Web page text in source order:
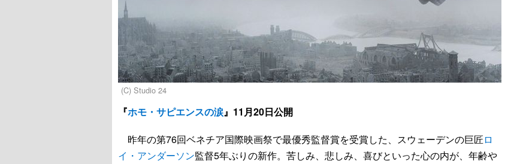
(C) Studio 24
『ホモ・サピエンスの涙』11月20日公開
昨年の第76回ベネチア国際映画祭で最優秀監督賞を受賞した、スウェーデンの巨匠ロ
イ・アンダーソン監督5年ぶりの新作。苦しみ、悲しみ、喜びといった心の内が、年齢や